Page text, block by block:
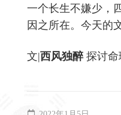
一个长生不嫌少，
因之所在。今天的
文|西风独醉探讨命